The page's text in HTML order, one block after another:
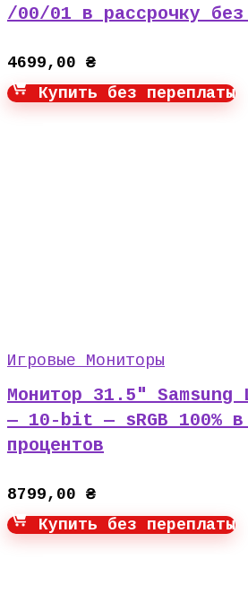
/00/01 в рассрочку без
4699,00 ₴
Купить без переплаты
Игровые Мониторы
Монитор 31.5″ Samsung
— 10-bit — sRGB 100% в
процентов
8799,00 ₴
Купить без переплаты